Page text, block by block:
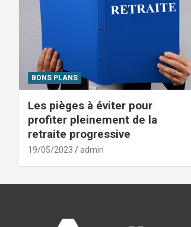
BONS PLANS
Les pièges à éviter pour
profiter pleinement de la
retraite progressive
19/05/2023 admin